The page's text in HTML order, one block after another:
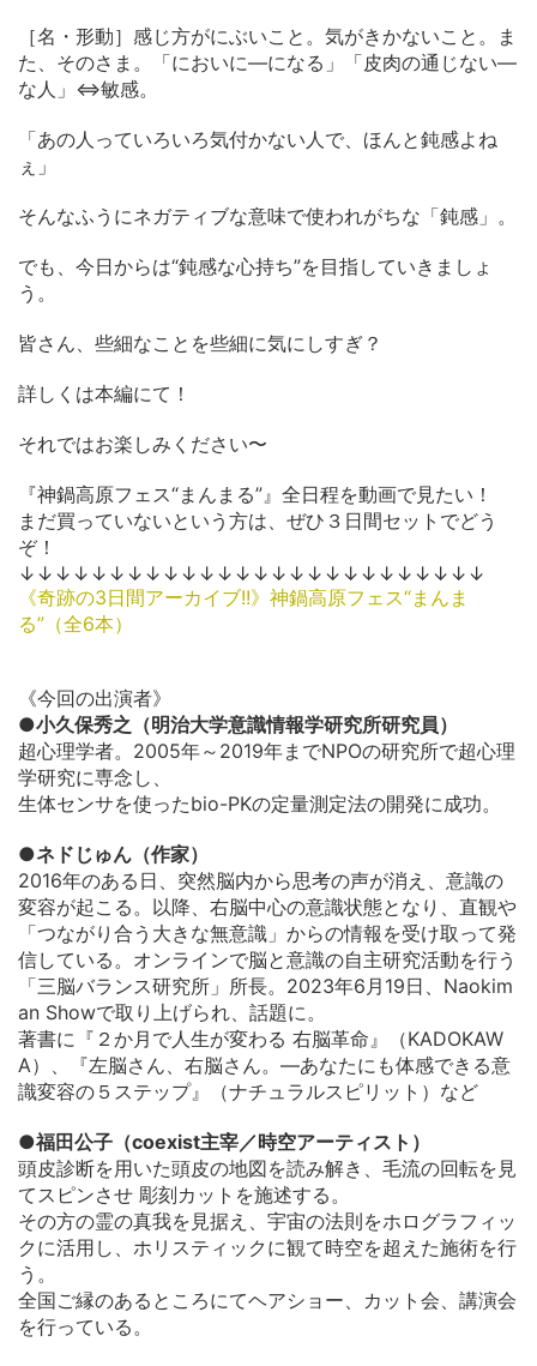
［名・形動］感じ方がにぶいこと。気がきかないこと。ま
た、そのさま。「においに—になる」「皮肉の通じない—
な人」⇔敏感。
「あの人っていろいろ気付かない人で、ほんと鈍感よね
ぇ」
そんなふうにネガティブな意味で使われがちな「鈍感」。
でも、今日からは“鈍感な心持ち”を目指していきましょ
う。
皆さん、些細なことを些細に気にしすぎ？
詳しくは本編にて！
それではお楽しみください〜
『神鍋高原フェス“まんまる”』全日程を動画で見たい！
まだ買っていないという方は、ぜひ３日間セットでどう
ぞ！
↓↓↓↓↓↓↓↓↓↓↓↓↓↓↓↓↓↓↓↓↓↓↓↓↓↓
《奇跡の3日間アーカイブ!!》神鍋高原フェス“まんま
る”（全6本）
《今回の出演者》
●小久保秀之（明治大学意識情報学研究所研究員）
超心理学者。2005年～2019年までNPOの研究所で超心理
学研究に専念し、
生体センサを使ったbio-PKの定量測定法の開発に成功。
●ネドじゅん（作家）
2016年のある日、突然脳内から思考の声が消え、意識の
変容が起こる。以降、右脳中心の意識状態となり、直観や
「つながり合う大きな無意識」からの情報を受け取って発
信している。オンラインで脳と意識の自主研究活動を行う
「三脳バランス研究所」所長。2023年6月19日、Naokim
an Showで取り上げられ、話題に。
著書に『２か月で人生が変わる 右脳革命』（KADOKAW
A）、『左脳さん、右脳さん。―あなたにも体感できる意
識変容の５ステップ』（ナチュラルスピリット）など
●福田公子（coexist主宰／時空アーティスト）
頭皮診断を用いた頭皮の地図を読み解き、毛流の回転を見
てスピンさせ 彫刻カットを施述する。
その方の霊の真我を見据え、宇宙の法則をホログラフィッ
クに活用し、ホリスティックに観て時空を超えた施術を行
う。
全国ご縁のあるところにてヘアショー、カット会、講演会
を行っている。